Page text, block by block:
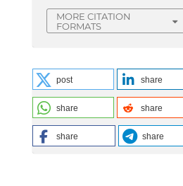
MORE CITATION
FORMATS
post share
share share
share share